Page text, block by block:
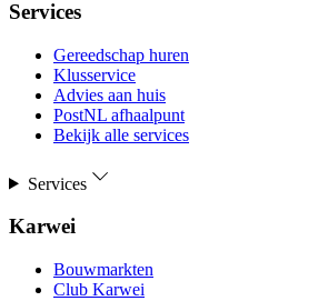
Services
Gereedschap huren
Klusservice
Advies aan huis
PostNL afhaalpunt
Bekijk alle services
Services
Karwei
Bouwmarkten
Club Karwei